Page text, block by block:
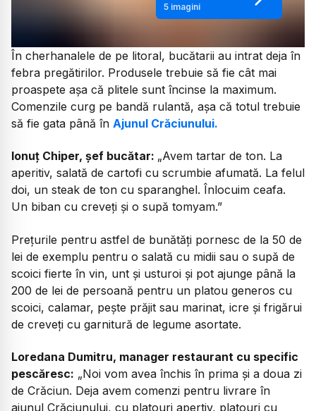
5imagini
În cherhanalele de pe litoral, bucătarii au intrat deja în
febra pregătirilor. Produsele trebuie să fie cât mai
proaspete așa că plitele sunt încinse la maximum.
Comenzile curg pe bandă rulantă, așa că totul trebuie
să fie gata până în Ajunul Crăciunului.
Ionuț Chiper, șef bucătar: „Avem tartar de ton. La
aperitiv, salată de cartofi cu scrumbie afumată. La felul
doi, un steak de ton cu sparanghel. Înlocuim ceafa.
Un biban cu creveți și o supă tomyam.”
Prețurile pentru astfel de bunătăți pornesc de la 50 de
lei de exemplu pentru o salată cu midii sau o supă de
scoici fierte în vin, unt și usturoi și pot ajunge până la
200 de lei de persoană pentru un platou generos cu
scoici, calamar, pește prăjit sau marinat, icre și frigărui
de creveți cu garnitură de legume asortate.
Loredana Dumitru, manager restaurant cu specific
pescăresc: „Noi vom avea închis în prima și a doua zi
de Crăciun. Deja avem comenzi pentru livrare în
ajunul Crăciunului, cu platouri apertiv, platouri cu